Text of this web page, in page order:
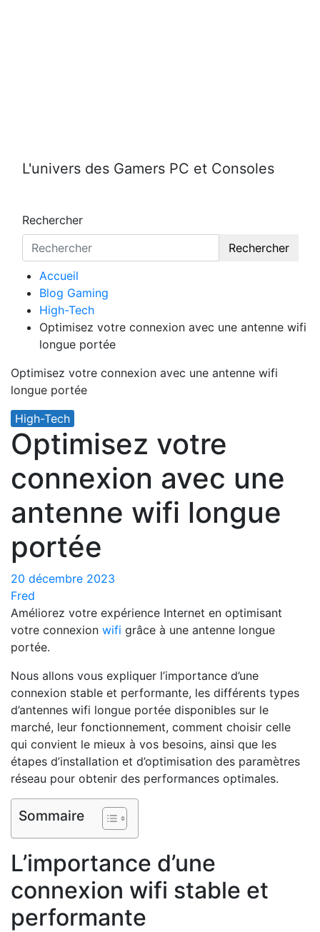
L'univers des Gamers PC et Consoles
Rechercher
Rechercher
Accueil
Blog Gaming
High-Tech
Optimisez votre connexion avec une antenne wifi
longue portée
Optimisez votre connexion avec une antenne wifi
longue portée
High-Tech
Optimisez votre
connexion avec une
antenne wifi longue
portée
20 décembre 2023
Fred
Améliorez votre expérience Internet en optimisant
votre connexion wifi grâce à une antenne longue
portée.
Nous allons vous expliquer l’importance d’une
connexion stable et performante, les différents types
d’antennes wifi longue portée disponibles sur le
marché, leur fonctionnement, comment choisir celle
qui convient le mieux à vos besoins, ainsi que les
étapes d’installation et d’optimisation des paramètres
réseau pour obtenir des performances optimales.
Sommaire
L’importance d’une
connexion wifi stable et
performante